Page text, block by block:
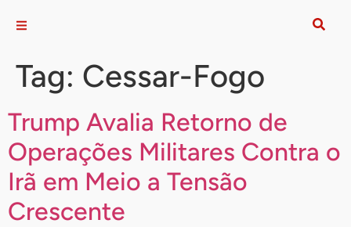
Tag: Cessar-Fogo
Trump Avalia Retorno de
Operações Militares Contra o
Irã em Meio a Tensão
Crescente